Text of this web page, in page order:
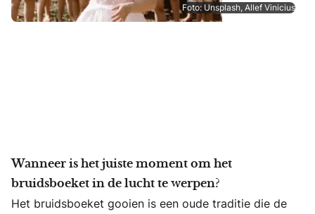
Foto: Unsplash, Allef Vinicius
Wanneer is het juiste moment om het
bruidsboeket in de lucht te werpen?
Het bruidsboeket gooien is een oude traditie die de